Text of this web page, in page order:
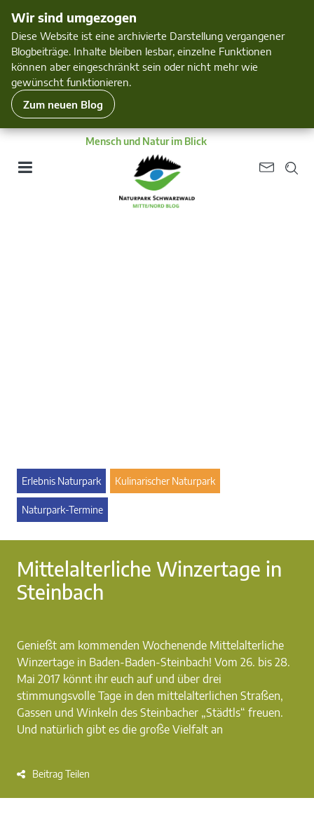
Wir sind umgezogen
Diese Website ist eine archivierte Darstellung vergangener
Blogbeiträge. Inhalte bleiben lesbar, einzelne Funktionen
können aber eingeschränkt sein oder nicht mehr wie
gewünscht funktionieren.
Zum neuen Blog
Mensch und Natur im Blick
Mittelalterliche Winzertage in
Steinbach
Genießt am kommenden Wochenende Mittelalterliche
Winzertage in Baden-Baden-Steinbach! Vom 26. bis 28.
Mai 2017 könnt ihr euch auf und über drei
stimmungsvolle Tage in den mittelalterlichen Straßen,
Gassen und Winkeln des Steinbacher „Städtls“ freuen.
Und natürlich gibt es die große Vielfalt an
Beitrag Teilen
Erlebnis Naturpark Kulinarischer Naturpark
Naturpark-Termine